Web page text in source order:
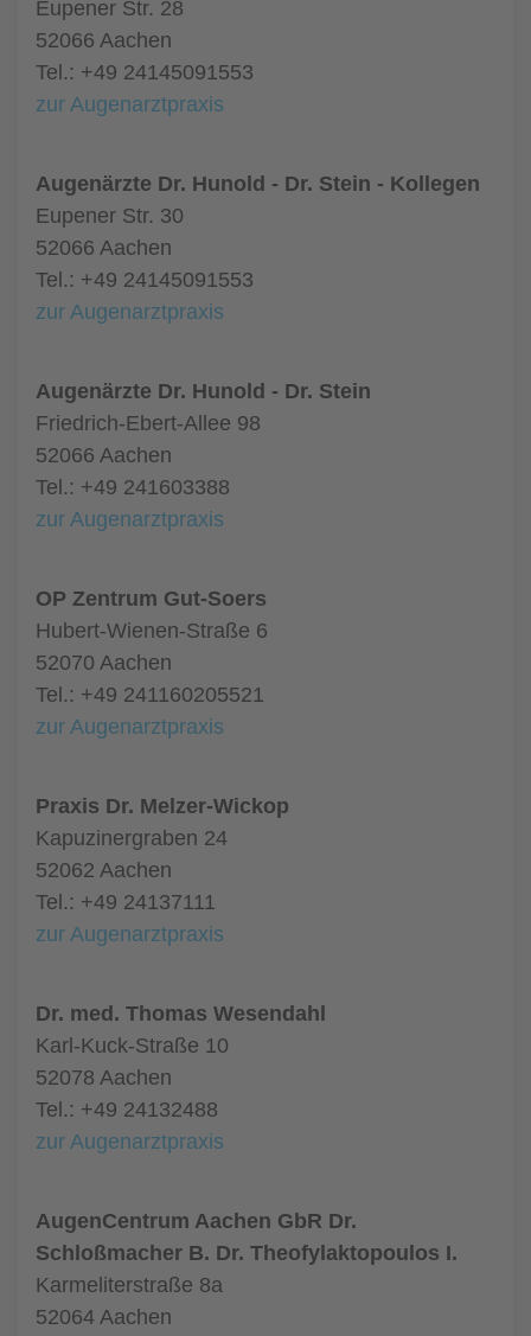
Eupener Str. 28
52066 Aachen
Tel.: +49 24145091553
zur Augenarztpraxis
Augenärzte Dr. Hunold - Dr. Stein - Kollegen
Eupener Str. 30
52066 Aachen
Tel.: +49 24145091553
zur Augenarztpraxis
Augenärzte Dr. Hunold - Dr. Stein
Friedrich-Ebert-Allee 98
52066 Aachen
Tel.: +49 241603388
zur Augenarztpraxis
OP Zentrum Gut-Soers
Hubert-Wienen-Straße 6
52070 Aachen
Tel.: +49 241160205521
zur Augenarztpraxis
Praxis Dr. Melzer-Wickop
Kapuzinergraben 24
52062 Aachen
Tel.: +49 24137111
zur Augenarztpraxis
Dr. med. Thomas Wesendahl
Karl-Kuck-Straße 10
52078 Aachen
Tel.: +49 24132488
zur Augenarztpraxis
AugenCentrum Aachen GbR Dr.
Schloßmacher B. Dr. Theofylaktopoulos I.
Karmeliterstraße 8a
52064 Aachen